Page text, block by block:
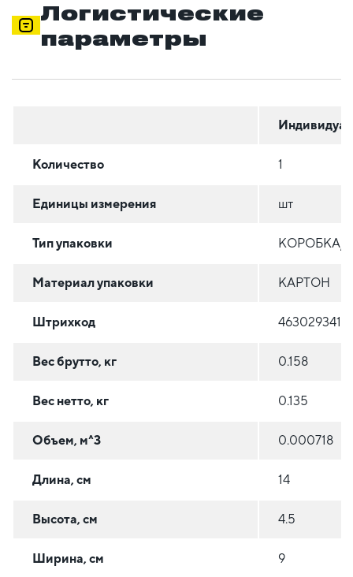
Логистические
параметры
Количество 1
Единицы измерения шт
Тип упаковки КОРОБКА/
Материал упаковки КАРТОН
Штрихкод
Вес брутто, кг 0.158
Вес нетто, кг 0.135
Объем, м^3 0.000718
Длина, см 14
Высота, см 4.5
Ширина, см 9